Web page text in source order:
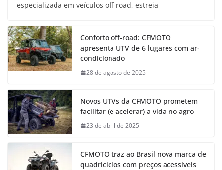
especializada em veículos off-road, estreia
Conforto off-road: CFMOTO
apresenta UTV de 6 lugares com ar-
condicionado
28 de agosto de 2025
Novos UTVs da CFMOTO prometem
facilitar (e acelerar) a vida no agro
23 de abril de 2025
CFMOTO traz ao Brasil nova marca de
quadriciclos com preços acessíveis